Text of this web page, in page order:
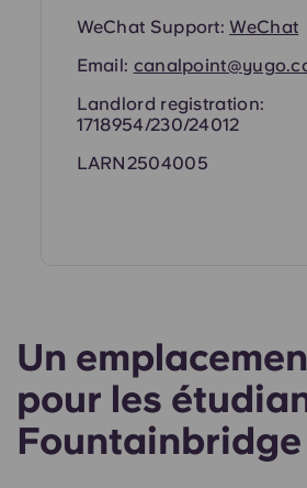
Un
pour les
Fountainbridge
WeChat Support:WeChat
Email:
Landlord registration:
1718954/230/24012
LARN2504005